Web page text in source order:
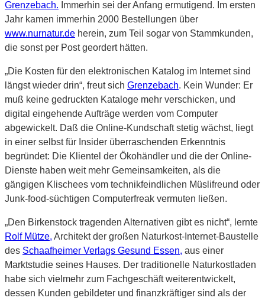
Grenzebach. Immerhin sei der Anfang ermutigend. Im ersten
Jahr kamen immerhin 2000 Bestellungen über
www.nurnatur.de herein, zum Teil sogar von Stammkunden,
die sonst per Post geordert hätten.
„Die Kosten für den elektronischen Katalog im Internet sind
längst wieder drin“, freut sich Grenzebach. Kein Wunder: Er
muß keine gedruckten Kataloge mehr verschicken, und
digital eingehende Aufträge werden vom Computer
abgewickelt. Daß die Online-Kundschaft stetig wächst, liegt
in einer selbst für Insider überraschenden Erkenntnis
begründet: Die Klientel der Ökohändler und die der Online-
Dienste haben weit mehr Gemeinsamkeiten, als die
gängigen Klischees vom technikfeindlichen Müslifreund oder
Junk-food-süchtigen Computerfreak vermuten ließen.
„Den Birkenstock tragenden Alternativen gibt es nicht“, lernte
Rolf Mütze, Architekt der großen Naturkost-Internet-Baustelle
des Schaafheimer Verlags Gesund Essen, aus einer
Marktstudie seines Hauses. Der traditionelle Naturkostladen
habe sich vielmehr zum Fachgeschäft weiterentwickelt,
dessen Kunden gebildeter und finanzkräftiger sind als der